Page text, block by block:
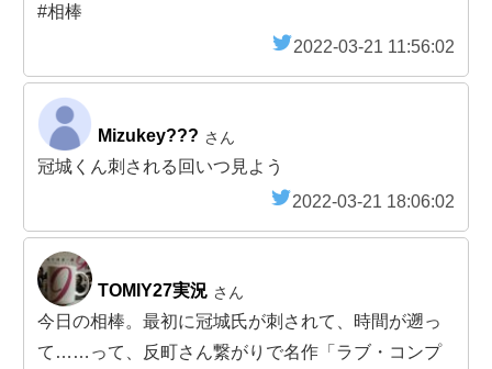
#相棒
2022-03-21 11:56:02
Mizukey??? さん
冠城くん刺される回いつ見よう
2022-03-21 18:06:02
TOMIY27実況 さん
今日の相棒。最初に冠城氏が刺されて、時間が遡っ
て……って、反町さん繋がりで名作「ラブ・コンプ